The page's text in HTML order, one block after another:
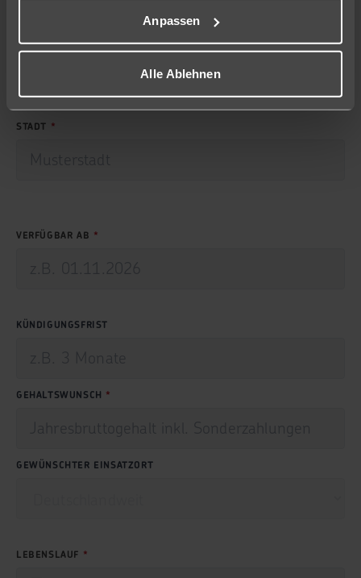
Anpassen
Alle Ablehnen
STADT
VERFÜGBAR AB
KÜNDIGUNGSFRIST
GEHALTSWUNSCH
GEWÜNSCHTER EINSATZORT
LEBENSLAUF